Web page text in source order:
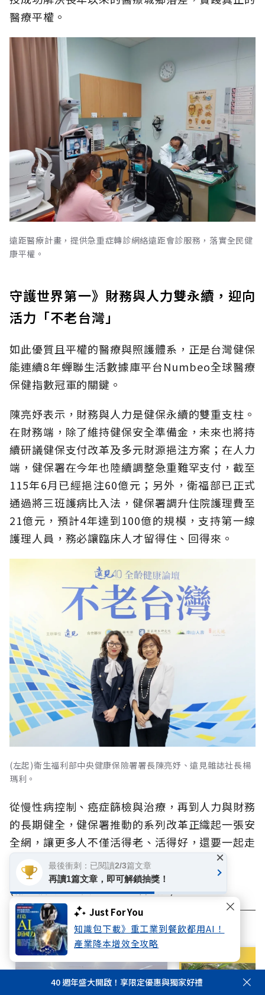
Just For You
知識包下載》重工業到餐飲都用AI！
產業降本增效全攻略
醫療平權。
遠距醫療計畫，提供急重症轉診網絡遠距會診服務，落實全民健
康平權。
守護世界第一》財務與人力雙永續，迎向
活力「不老台灣」
如此優質且平權的醫療與照護體系，正是台灣健保
能連續8年蟬聯生活數據庫平台Numbeo全球醫療
保健指數冠軍的關鍵。
陳亮妤表示，財務與人力是健保永續的雙重支柱。
在財務端，除了維持健保安全準備金，未來也將持
續研議健保支付改革及多元財源挹注方案；在人力
端，健保署在今年也陸續調整急重難罕支付，截至
115年6月已經挹注60億元；另外，衛福部已正式
通過將三班護病比入法，健保署調升住院護理費至
21億元，預計4年達到100億的規模，支持第一線
護理人員，務必讓臨床人才留得住、回得來。
(左起)衛生福利部中央健康保險署署長陳亮妤、遠見雜誌社長楊
瑪利。
從慢性病控制、癌症篩檢與治療，再到人力與財務
的長期健全，健保署推動的系列改革正織起一張安
全網，讓更多人不僅活得老、活得好，還要一起走
向健康且充滿活力的「不老台灣」。
(衛生福利部中央健康保險署廣告)
相關文章
40 週年盛大開啟！享限定優惠與獨家好禮
最後衝刺：已閱讀2/3篇文章
再讀1篇文章，即可解鎖抽獎！
×